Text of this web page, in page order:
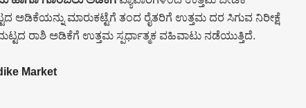
ಮಾರುಕಟ್ಟೆಗೆ ತಂದ ರೈತರಿಗೆ ಉತ್ತಮ ದರ ಸಿಗುವ ನಿರೀಕ್ಷೆ
ರಾಶಿ ಅಡಿಕೆಗೆ ಉತ್ತಮ ಸ್ಪರ್ಧಾತ್ಮಕ ವಹಿವಾಟು ನಡೆಯುತ್ತಿದೆ.
Market